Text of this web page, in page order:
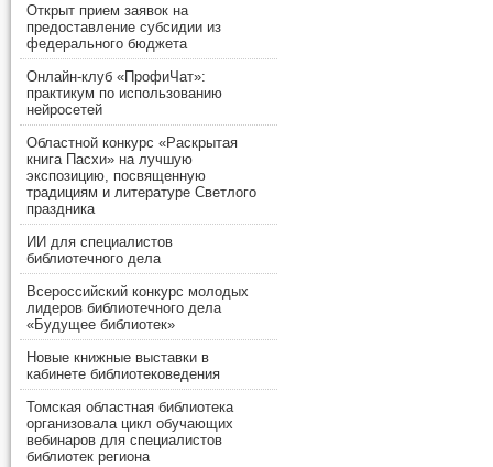
Открыт прием заявок на
предоставление субсидии из
федерального бюджета
Онлайн-клуб «ПрофиЧат»:
практикум по использованию
нейросетей
Областной конкурс «Раскрытая
книга Пасхи» на лучшую
экспозицию, посвященную
традициям и литературе Светлого
праздника
ИИ для специалистов
библиотечного дела
Всероссийский конкурс молодых
лидеров библиотечного дела
«Будущее библиотек»
Новые книжные выставки в
кабинете библиотековедения
Томская областная библиотека
организовала цикл обучающих
вебинаров для специалистов
библиотек региона